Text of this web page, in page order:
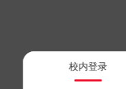
校内登录